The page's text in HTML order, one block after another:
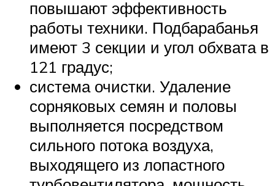
повышают эффективность
работы техники. Подбарабанья
имеют 3 секции и угол обхвата в
121 градус;
система очистки. Удаление
сорняковых семян и половы
выполняется посредством
сильного потока воздуха,
выходящего из лопастного